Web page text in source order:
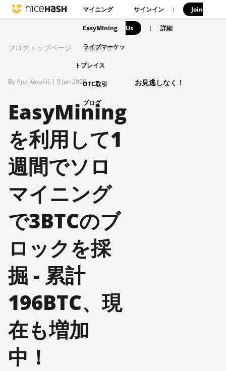
マイニング
EasyMining
ライブマーケッ
トプレイス
OTC取引
ブログ
サインイン | Join
Us | 詳細
ブログトップページ お知らせ
By Ana Kovačič | 9 Jun 2026
EasyMining
を利用して1
週間でソロ
マイニング
で3BTCのブ
ロックを採
掘 - 累計
196BTC、現
在も増加
中！
お見逃しなく！